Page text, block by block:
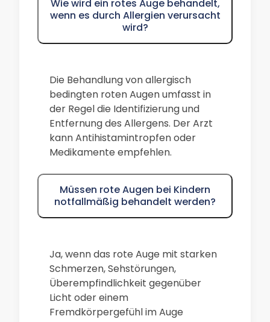
Wie wird ein rotes Auge behandelt,
wenn es durch Allergien verursacht
wird?
Die Behandlung von allergisch
bedingten roten Augen umfasst in
der Regel die Identifizierung und
Entfernung des Allergens. Der Arzt
kann Antihistamintropfen oder
Medikamente empfehlen.
Müssen rote Augen bei Kindern
notfallmäßig behandelt werden?
Ja, wenn das rote Auge mit starken
Schmerzen, Sehstörungen,
Überempfindlichkeit gegenüber
Licht oder einem
Fremdkörpergefühl im Auge